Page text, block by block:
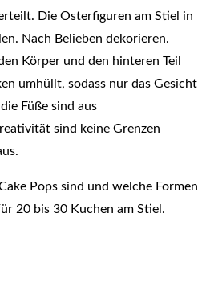
Die Osterfiguren am Stiel in
Nach Belieben dekorieren.
Körper und den hinteren Teil
umhüllt, sodass nur das Gesicht
Füße sind aus
sind keine Grenzen
Pops sind und welche Formen
20 bis 30 Kuchen am Stiel.